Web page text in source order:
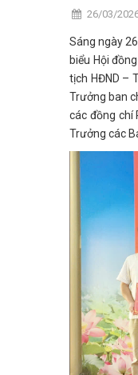
26/03/
Sáng ngày
biểu Hội
tịch HĐND –
Trưởng ban
các đồng chí
Trưởng các